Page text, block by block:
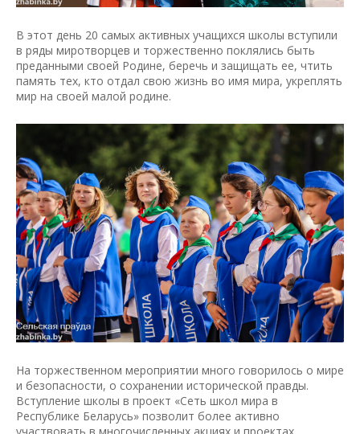
В этот день 20 самых активных учащихся школы вступили
в ряды миротворцев и торжественно поклялись быть
преданными своей Родине, беречь и защищать ее, чтить
память тех, кто отдал свою жизнь во имя мира, укреплять
мир на своей малой родине.
На торжественном мероприятии много говорилось о мире
и безопасности, о сохранении исторической правды.
Вступление школы в проект «Сеть школ мира в
Республике Беларусь» позволит более активно